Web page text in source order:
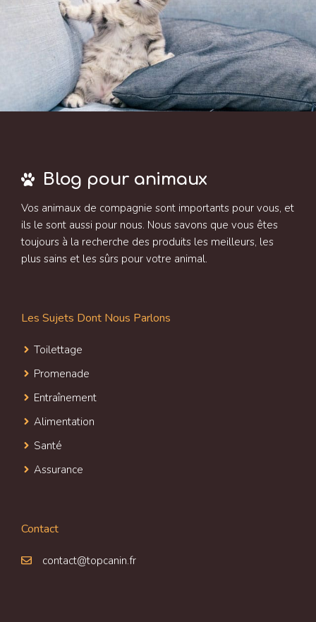
Blog pour animaux
Vos animaux de compagnie sont importants pour vous, et
ils le sont aussi pour nous. Nous savons que vous êtes
toujours à la recherche des produits les meilleurs, les
plus sains et les sûrs pour votre animal.
Les Sujets Dont Nous Parlons
Toilettage
Promenade
Entraînement
Alimentation
Santé
Assurance
Contact
contact@topcanin.fr